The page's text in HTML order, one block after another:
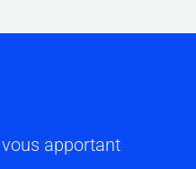
apportant